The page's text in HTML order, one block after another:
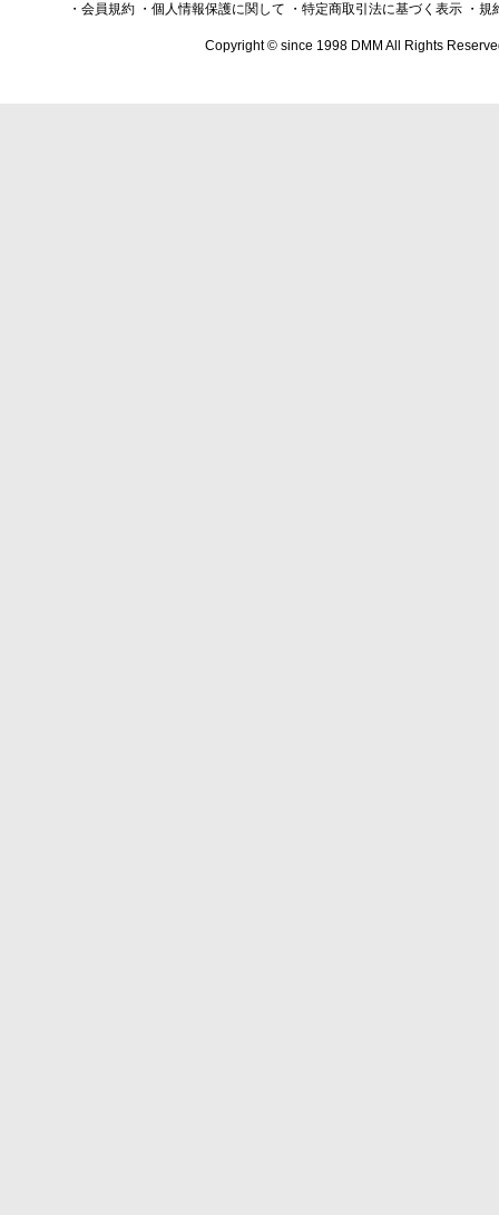
・会員規約 ・個人情報保護に関して ・特定商取引法に基づく表示 ・規
Copyright © since 1998 DMM All Rights